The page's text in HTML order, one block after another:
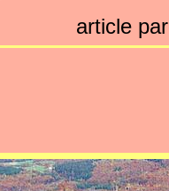
article